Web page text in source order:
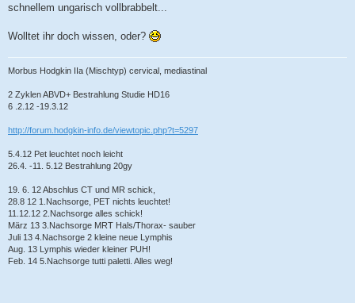
schnellem ungarisch vollbrabbelt...
Wolltet ihr doch wissen, oder?
Morbus Hodgkin IIa (Mischtyp) cervical, mediastinal
2 Zyklen ABVD+ Bestrahlung Studie HD16
6 .2.12 -19.3.12
http://forum.hodgkin-info.de/viewtopic.php?t=5297
5.4.12 Pet leuchtet noch leicht
26.4. -11. 5.12 Bestrahlung 20gy
19. 6. 12 Abschlus CT und MR schick,
28.8 12 1.Nachsorge, PET nichts leuchtet!
11.12.12 2.Nachsorge alles schick!
März 13 3.Nachsorge MRT Hals/Thorax- sauber
Juli 13 4.Nachsorge 2 kleine neue Lymphis
Aug. 13 Lymphis wieder kleiner PUH!
Feb. 14 5.Nachsorge tutti paletti. Alles weg!